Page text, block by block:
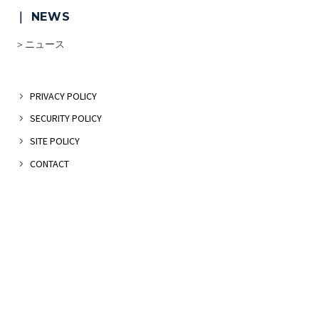
｜ NEWS
＞ニュース
PRIVACY POLICY
SECURITY POLICY
SITE POLICY
CONTACT